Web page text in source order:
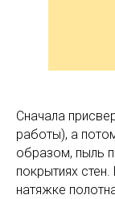
Сначала
работы), а
образом, пыль
покрытиях
натяжке